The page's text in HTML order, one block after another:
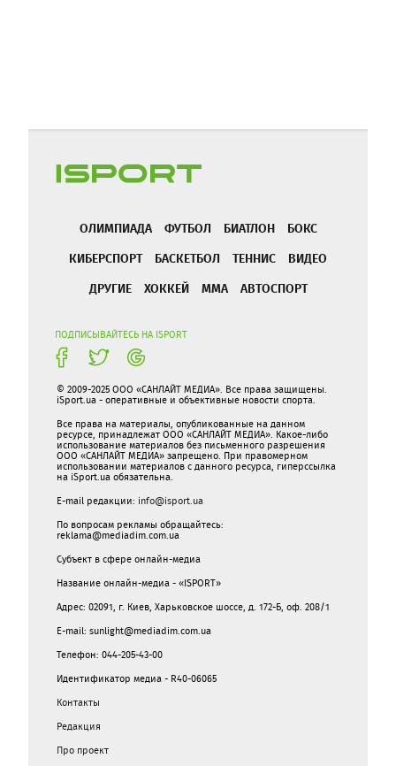
ОЛИМПИАДА ФУТБОЛ БИАТЛОН
БОКС
КИБЕРСПОРТ
БАСКЕТБОЛ ТЕННИС
ВИДЕО
ДРУГИЕ
ХОККЕЙ ММА АВТОСПОРТ
ПОДПИСЫВАЙТЕСЬ НА ISPORT
© 2009-2025 ООО «САНЛАЙТ МЕДИА». Все права защищены.
iSport.ua - оперативные и объективные новости спорта.
Все права на материалы, опубликованные на данном
ресурсе, принадлежат ООО «САНЛАЙТ МЕДИА». Какое-либо
использование материалов без письменного разрешения
ООО «САНЛАЙТ МЕДИА» запрещено. При правомерном
использовании материалов с данного ресурса, гиперссылка
на iSport.ua обязательна.
E-mail редакции: info@isport.ua
По вопросам рекламы обращайтесь:
reklama@mediadim.com.ua
Субъект в сфере онлайн-медиа
Название онлайн-медиа - «ISPORT»
Адрес: 02091, г. Киев, Харьковское шоссе, д. 172-Б, оф. 208/1
E-mail: sunlight@mediadim.com.ua
Телефон: 044-205-43-00
Идентификатор медиа - R40-06065
Контакты
Редакция
Про проект